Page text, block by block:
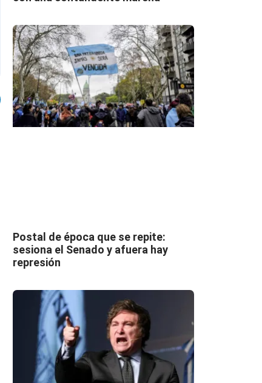
Postal de época que se repite:
sesiona el Senado y afuera hay
represión